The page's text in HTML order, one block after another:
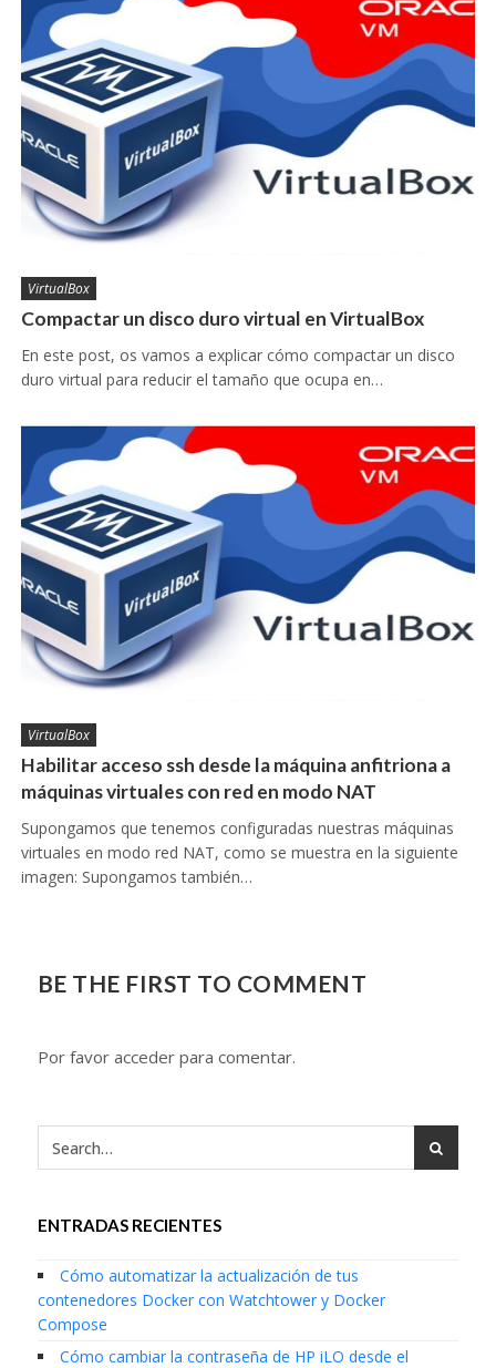
VirtualBox
Compactar un disco duro virtual en VirtualBox
En este post, os vamos a explicar cómo compactar un disco
duro virtual para reducir el tamaño que ocupa en…
VirtualBox
Habilitar acceso ssh desde la máquina anfitriona a
máquinas virtuales con red en modo NAT
Supongamos que tenemos configuradas nuestras máquinas
virtuales en modo red NAT, como se muestra en la siguiente
imagen: Supongamos también…
BE THE FIRST TO COMMENT
Por favor acceder para comentar.
ENTRADAS RECIENTES
Cómo automatizar la actualización de tus
contenedores Docker con Watchtower y Docker
Compose
Cómo cambiar la contraseña de HP iLO desde el